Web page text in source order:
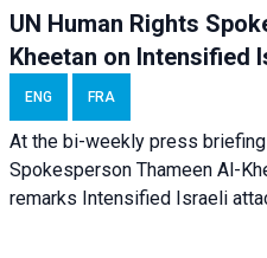
UN Human Rights
Kheetan on Intensified
ENG FRA
At the bi-weekly press briefing
Spokesperson Thameen Al-
remarks Intensified Israeli